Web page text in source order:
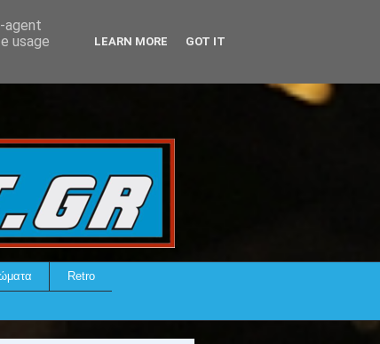
Retro
agent
usage
LEARN MORE GOT IT